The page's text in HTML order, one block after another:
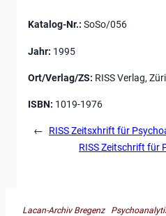
Katalog-Nr.: SoSo/056
Jahr: 1995
Ort/Verlag/ZS: RISS Verlag,
ISBN: 1019-1976
←
RISS Zeitsxhrift für
RISS Zeitschrift für
Lacan-Archiv Bregenz